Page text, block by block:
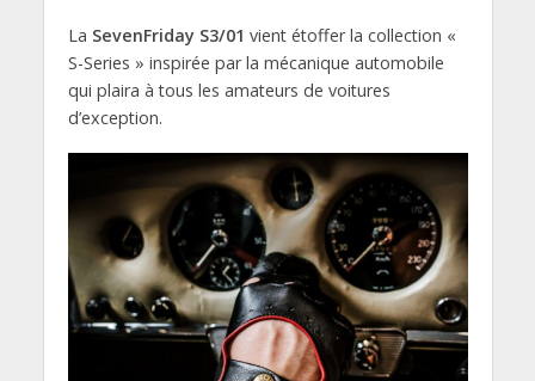
La SevenFriday S3/01 vient étoffer la collection «
S-Series » inspirée par la mécanique automobile
qui plaira à tous les amateurs de voitures
d’exception.